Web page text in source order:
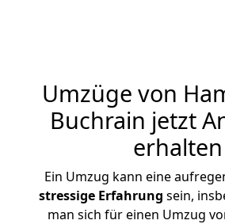
Umzüge von
Buchrain jetzt
erhalten
Ein Umzug kann eine
stressige Erfahrung sein,
man sich für einen Umzug